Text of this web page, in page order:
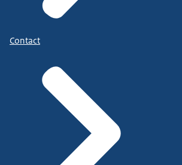
Contact